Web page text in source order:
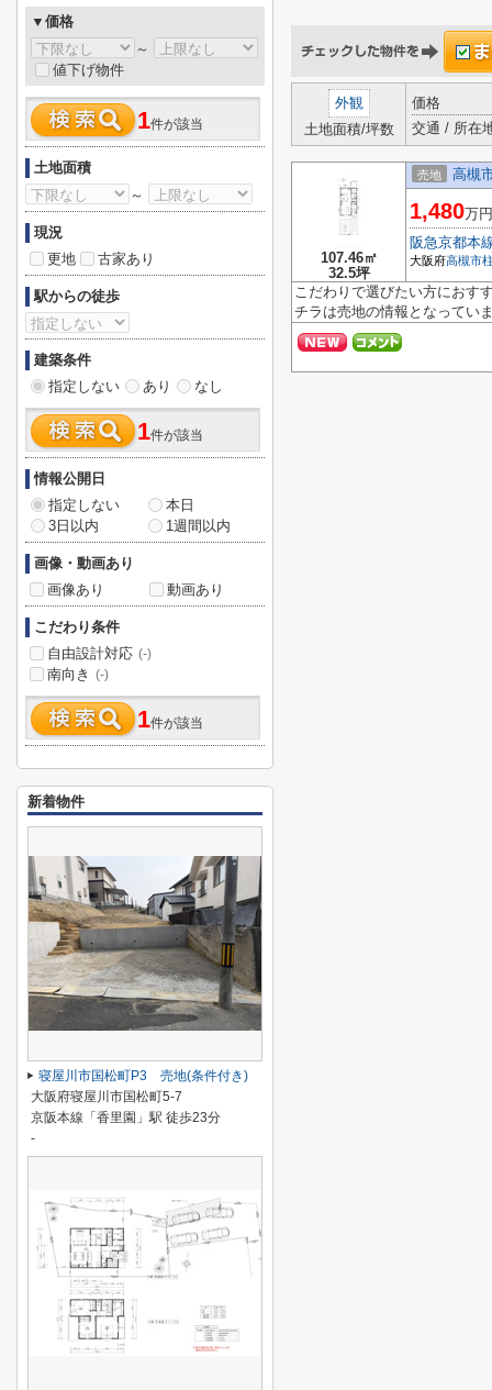
外観
土地面積/坪数
価格
交通 / 所在
107.46㎡
32.5坪
売地 高槻
1,480万円
阪急京都本
大阪府高槻市
こだわりで選びたい方におす
チラは売地の情報となってい
▼価格
～
値下げ物件
1件が該当
土地面積
～
現況
更地
古家あり
駅からの徒歩
建築条件
指定しない
あり なし
1件が該当
情報公開日
指定しない
本日
3日以内
1週間以内
画像・動画あり
画像あり
動画あり
こだわり条件
自由設計対応 (-)
南向き (-)
1件が該当
新着物件
寝屋川市国松町P3 売地(条件付き)
大阪府寝屋川市国松町5-7
京阪本線「香里園」駅 徒歩23分
-